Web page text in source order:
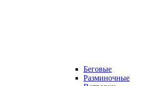
Беговые
Разминочные